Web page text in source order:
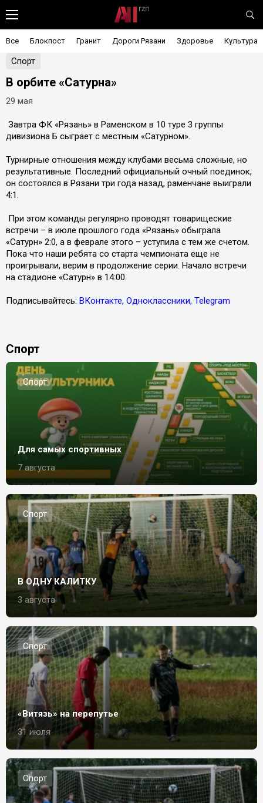
Все Блокпост Гранит Дороги Рязани Здоровье Культура
Спорт
В орбите «Сатурна»
29 мая
️ Завтра ФК «Рязань» в Раменском в 10 туре 3 группы
дивизиона Б сыграет с местным «Сатурном».
Турнирные отношения между клубами весьма сложные, но
результативные. Последний официальный очный поединок,
он состоялся в Рязани три года назад, раменчане выиграли
4:1.
️ При этом команды регулярно проводят товарищеские
встречи – в июле прошлого года «Рязань» обыграла
«Сатурн» 2:0, а в феврале этого – уступила с тем же счетом.
Пока что наши ребята со старта чемпионата еще не
проигрывали, верим в продолжение серии. Начало встречи
на стадионе «Сатурн» в 14:00.
Подписывайтесь: ВКонтакте, Одноклассники, Telegram
Спорт
Спорт
Для самых спортивных
7 августа
Спорт
В ОДНУ КАЛИТКУ
3 августа
Спорт
«Витязь» на перепутье
31 июля
Спорт